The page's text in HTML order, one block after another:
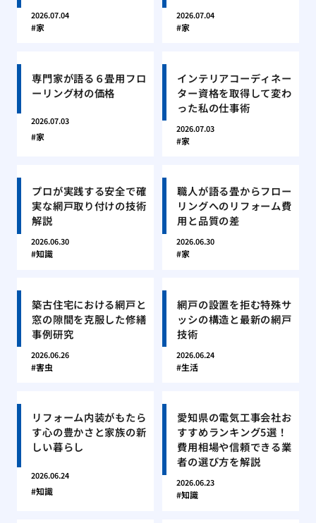
2026.07.04
家
2026.07.04
家
専門家が語る６畳用フロ
ーリング材の価格
2026.07.03
家
インテリアコーディネー
ター資格を取得して変わ
った私の仕事術
2026.07.03
家
プロが実践する安全で確
実な網戸取り付けの技術
解説
2026.06.30
知識
職人が語る畳からフロー
リングへのリフォーム費
用と品質の差
2026.06.30
家
築古住宅における網戸と
窓の隙間を克服した修繕
事例研究
2026.06.26
害虫
網戸の設置を拒む特殊サ
ッシの構造と最新の網戸
技術
2026.06.24
生活
リフォーム内装がもたら
す心の豊かさと家族の新
しい暮らし
2026.06.24
知識
愛知県の電気工事会社お
すすめランキング5選！
費用相場や信頼できる業
者の選び方を解説
2026.06.23
知識